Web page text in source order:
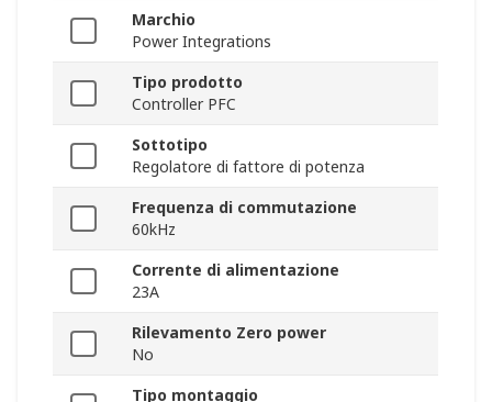
Marchio
Power Integrations
Tipo prodotto
Controller PFC
Sottotipo
Regolatore di fattore di potenza
Frequenza di commutazione
60kHz
Corrente di alimentazione
23A
Rilevamento Zero power
No
Tipo montaggio